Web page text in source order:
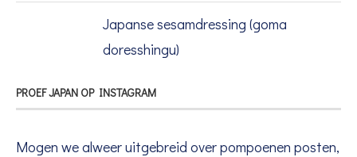
Japanse sesamdressing (goma
doresshingu)
PROEF JAPAN OP INSTAGRAM
Mogen we alweer uitgebreid over pompoenen posten,